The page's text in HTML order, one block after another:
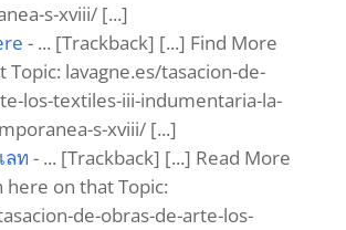
s-xviii/ [...]
- ... [Trackback] [...] Find More
Topic: lavagne.es/tasacion-de-
los-textiles-iii-indumentaria-la-
s-xviii/ [...]
ลท - ... [Trackback] [...] Read More
on that Topic:
de-obras-de-arte-los-